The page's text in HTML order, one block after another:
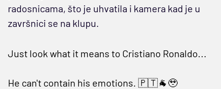
radosnicama, što je uhvatila i kamera kad je u
završnici se na klupu.
Just look what it means to Cristiano Ronaldo...
He can't contain his emotions. 🇵🇹🐐🥹